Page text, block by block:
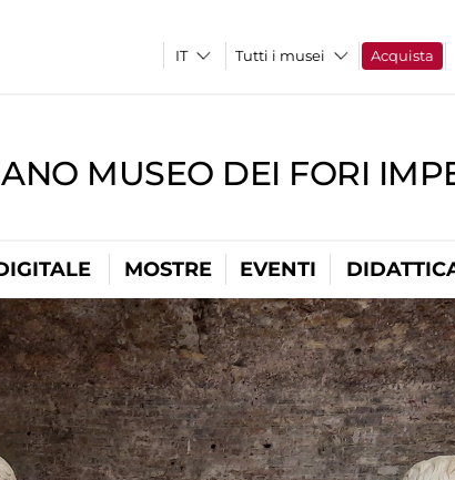
Tutti i musei Acquista
MUSEO DEI FORI
MOSTRE EVENTI